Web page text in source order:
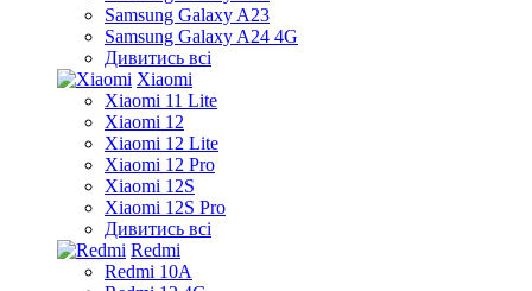
Samsung Galaxy A23
Samsung Galaxy A24 4G
Дивитись всі
Xiaomi
Xiaomi 11 Lite
Xiaomi 12
Xiaomi 12 Lite
Xiaomi 12 Pro
Xiaomi 12S
Xiaomi 12S Pro
Дивитись всі
Redmi
Redmi 10A